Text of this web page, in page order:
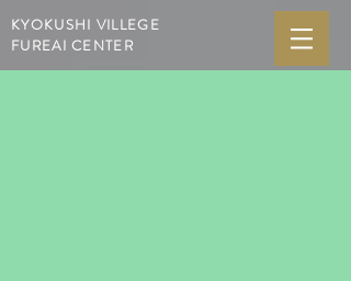
KYOKUSHI VILLEGE
FUREAI CENTER